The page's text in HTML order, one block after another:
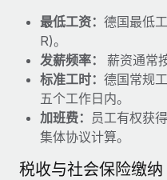
设备管理
在全球范围内配置和跟踪
实体设立
快速建立合规实体
人员调配与搬迁
轻松搬迁员工
Why owned entities
EOR compliance
As the global workforce
to the demands of today’s
了解更多
最低工资： 德国最低
R)。
发薪频率： 薪资通常
标准工时： 德国常规
五个工作日内。
加班费： 员工有权获
集体协议计算。
税收与社会保险缴纳